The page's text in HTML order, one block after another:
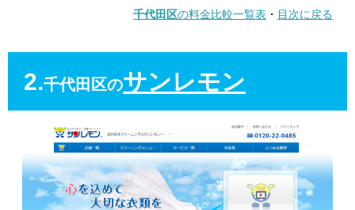
千代田区の料金比較一覧表 ・ 目次に戻る
2.千代田区のサンレモン